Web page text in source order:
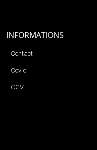
INFORMATIONS
Contact
Covid
CGV